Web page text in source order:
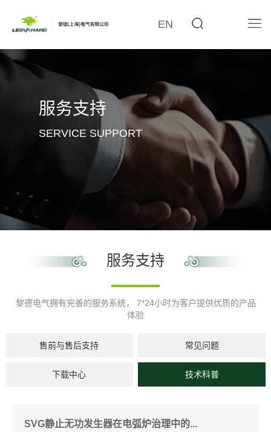
EN
服务支持
SERVICE SUPPORT
服务支持
黎德电气拥有完善的服务系统， 7*24小时为客户提供优质的产品
体验
售前与售后支持 常见问题
下载中心 技术科普
SVG静止无功发生器在电弧炉治理中的...